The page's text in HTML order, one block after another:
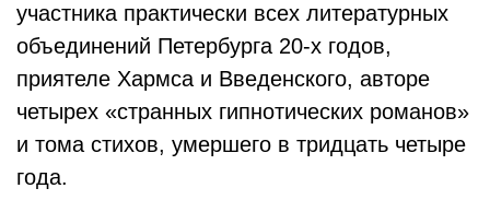
участника практически всех литературных
объединений Петербурга 20-х годов,
приятеле Хармса и Введенского, авторе
четырех «странных гипнотических романов»
и тома стихов, умершего в тридцать четыре
года.